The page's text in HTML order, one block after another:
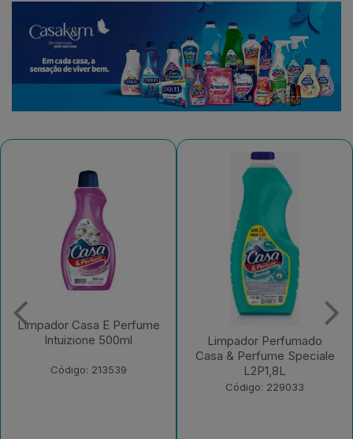
Limpador Perfumado
L2P1,8L
Casa & Perfume
Sensazione L2P1,8L
Código: 229032